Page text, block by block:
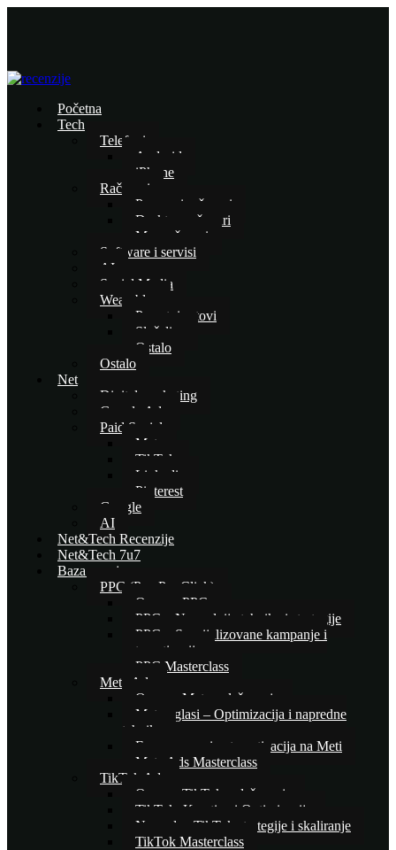
Početna
Tech
Telefoni
Android
iPhone
Računari
Prenosni računari
Desktop računari
Mac računari
Software i servisi
AI
Social Media
Wearables
Pametni satovi
Slušalice
Ostalo
Ostalo
Net
Digital marketing
Google Ads
Paid Social
Meta
TikTok
Linkedin
Pinterest
Google
AI
Net&Tech Recenzije
Net&Tech 7u7
Baza znanja
PPC (Pay Per Click)
Osnove PPC-a
PPC – Naprednije tehnike i strategije
PPC – Specijalizovane kampanje i
automatizacija
PPC Masterclass
Meta Ads
Osnove Meta oglašavanja
Meta oglasi – Optimizacija i napredne
tehnike
E-commerce i automatizacija na Meti
Meta Ads Masterclass
TikTok Ads
Osnove TikTok oglašavanja
TikTok: Kreativa i Optimizacija
Napredne TikTok strategije i skaliranje
TikTok Masterclass